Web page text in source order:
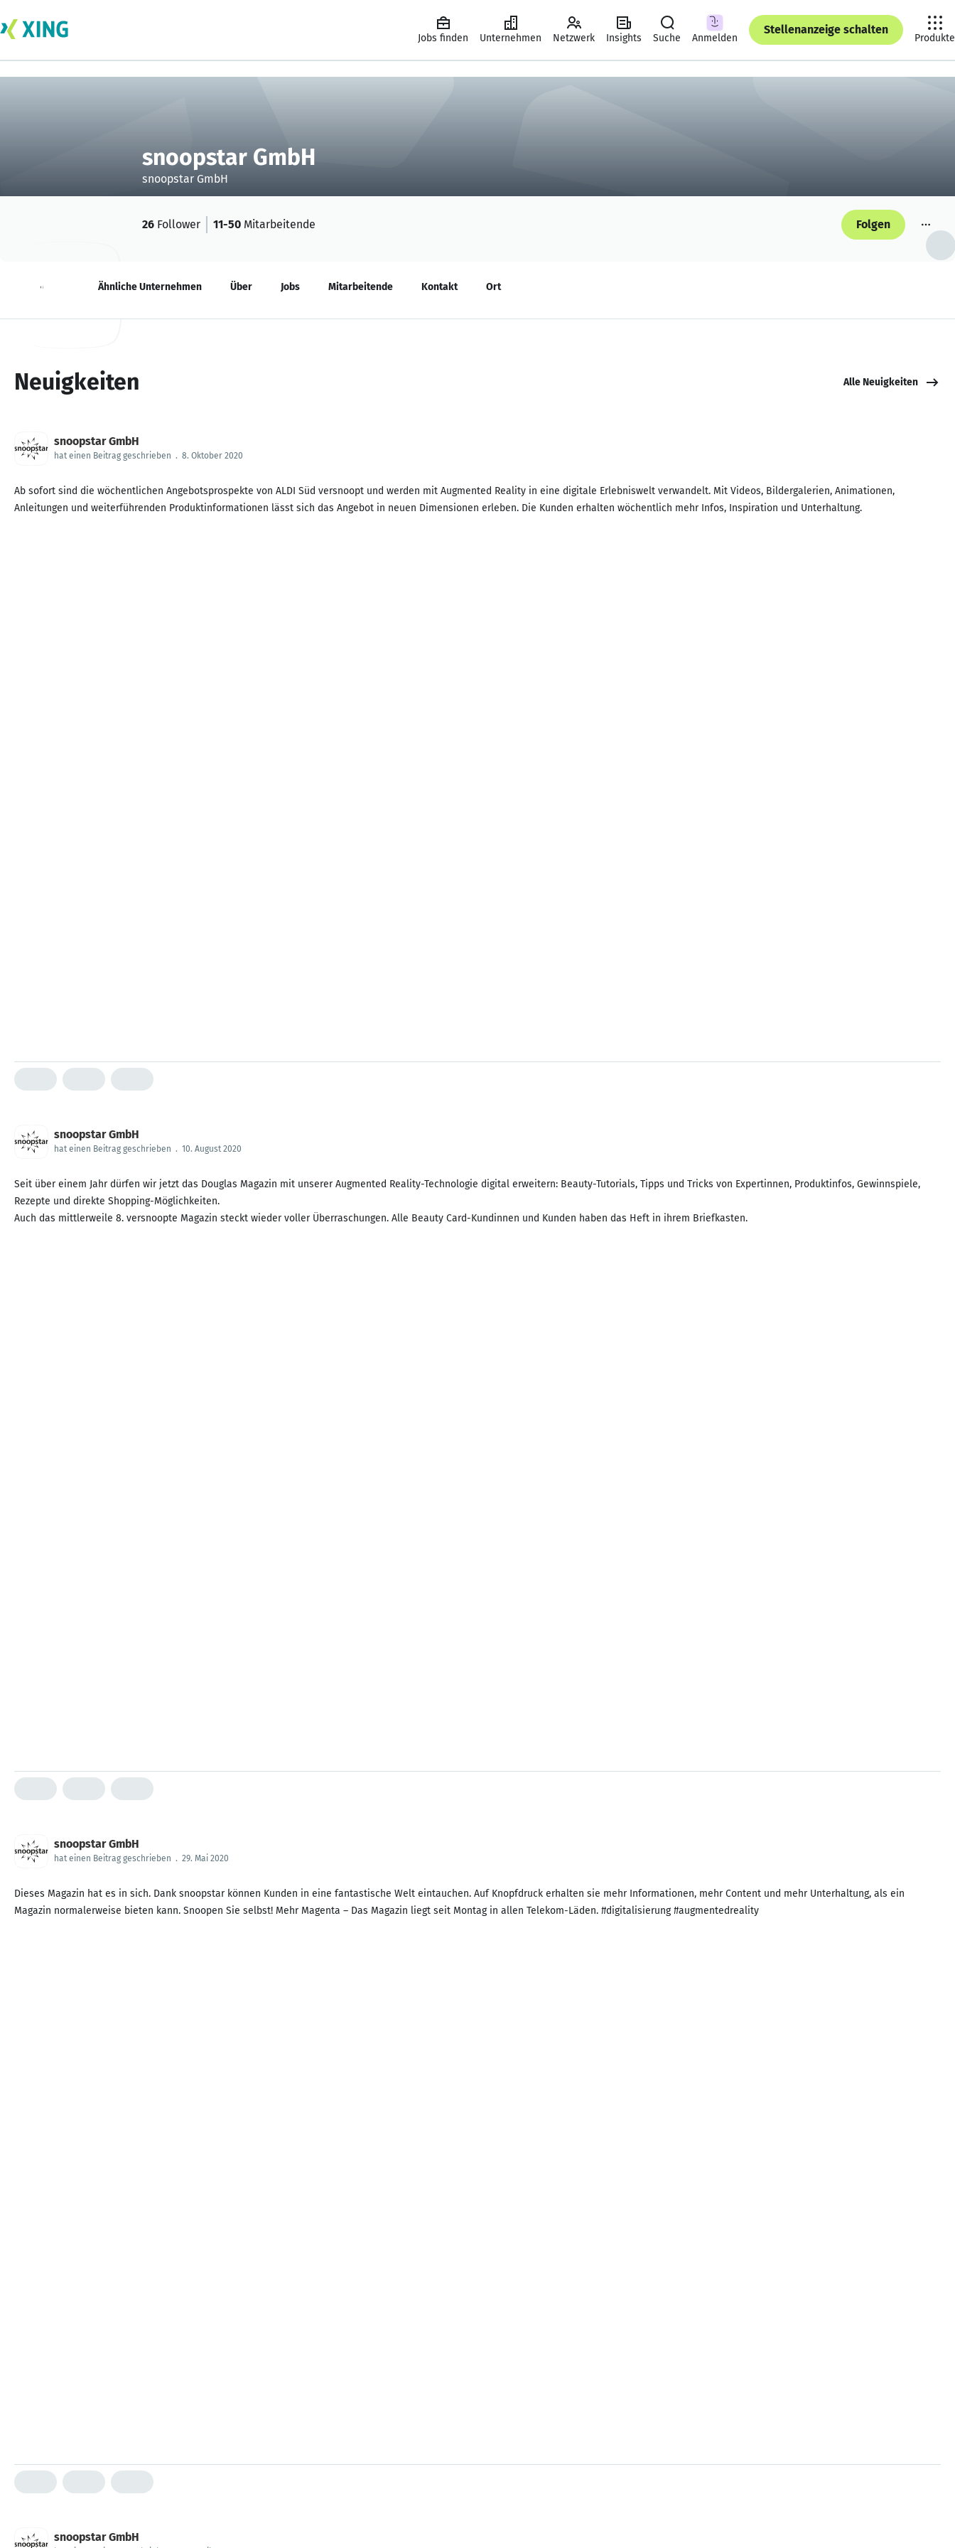
Jobs finden Unternehmen Netzwerk Insights Suche Anmelden
Stellenanzeige schalten
Produkte
snoopstar GmbH
snoopstar GmbH
26 Follower 11-50 Mitarbeitende Folgen
Neuigkeiten Ähnliche Unternehmen Über Jobs Mitarbeitende Kontakt Ort
Neuigkeiten Alle Neuigkeiten
snoopstar GmbH
hat einen Beitrag geschrieben . 8. Oktober 2020
Ab sofort sind die wöchentlichen Angebotsprospekte von ALDI Süd versnoopt und werden mit Augmented Reality in eine digitale Erlebniswelt verwandelt. Mit Videos, Bildergalerien, Animationen,
Anleitungen und weiterführenden Produktinformationen lässt sich das Angebot in neuen Dimensionen erleben. Die Kunden erhalten wöchentlich mehr Infos, Inspiration und Unterhaltung.
snoopstar GmbH
hat einen Beitrag geschrieben . 10. August 2020
Seit über einem Jahr dürfen wir jetzt das Douglas Magazin mit unserer Augmented Reality-Technologie digital erweitern: Beauty-Tutorials, Tipps und Tricks von Expertinnen, Produktinfos, Gewinnspiele,
Rezepte und direkte Shopping-Möglichkeiten.
Auch das mittlerweile 8. versnoopte Magazin steckt wieder voller Überraschungen. Alle Beauty Card-Kundinnen und Kunden haben das Heft in ihrem Briefkasten.
snoopstar GmbH
hat einen Beitrag geschrieben . 29. Mai 2020
Dieses Magazin hat es in sich. Dank snoopstar können Kunden in eine fantastische Welt eintauchen. Auf Knopfdruck erhalten sie mehr Informationen, mehr Content und mehr Unterhaltung, als ein
Magazin normalerweise bieten kann. Snoopen Sie selbst! Mehr Magenta – Das Magazin liegt seit Montag in allen Telekom-Läden. #digitalisierung #augmentedreality
snoopstar GmbH